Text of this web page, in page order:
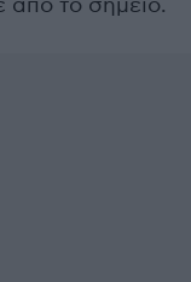
το σημείο.